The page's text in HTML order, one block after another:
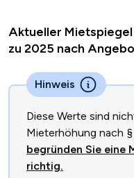
Aktueller
zu 2025 nach
Hinweis
Diese Werte sind
Mieterhöhung nach
begründen Sie eine
richtig.